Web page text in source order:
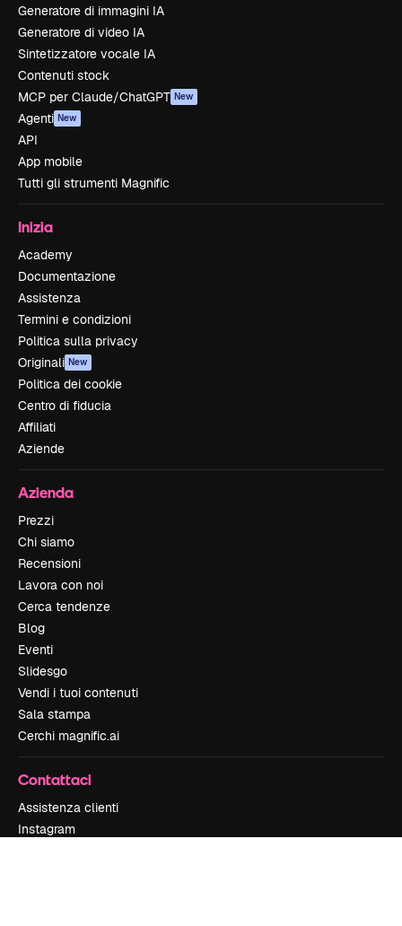
Generatore di immagini IA
Generatore di video IA
Sintetizzatore vocale IA
Contenuti stock
MCP per Claude/ChatGPT New
Agenti New
API
App mobile
Tutti gli strumenti Magnific
Inizia
Academy
Documentazione
Assistenza
Termini e condizioni
Politica sulla privacy
Originali New
Politica dei cookie
Centro di fiducia
Affiliati
Aziende
Azienda
Prezzi
Chi siamo
Recensioni
Lavora con noi
Cerca tendenze
Blog
Eventi
Slidesgo
Vendi i tuoi contenuti
Sala stampa
Cerchi magnific.ai
Contattaci
Assistenza clienti
Instagram